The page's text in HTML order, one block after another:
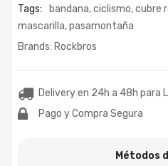
Tags:
bandana,ciclismo,cubre
mascarilla,pasamontaña
Brands: Rockbros
Delivery en 24h a 48h para
Pago y Compra Segura
Métodos